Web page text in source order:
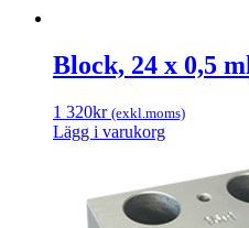
Block, 24 x 0,5 ml
1 320kr (exkl.moms)
Lägg i varukorg